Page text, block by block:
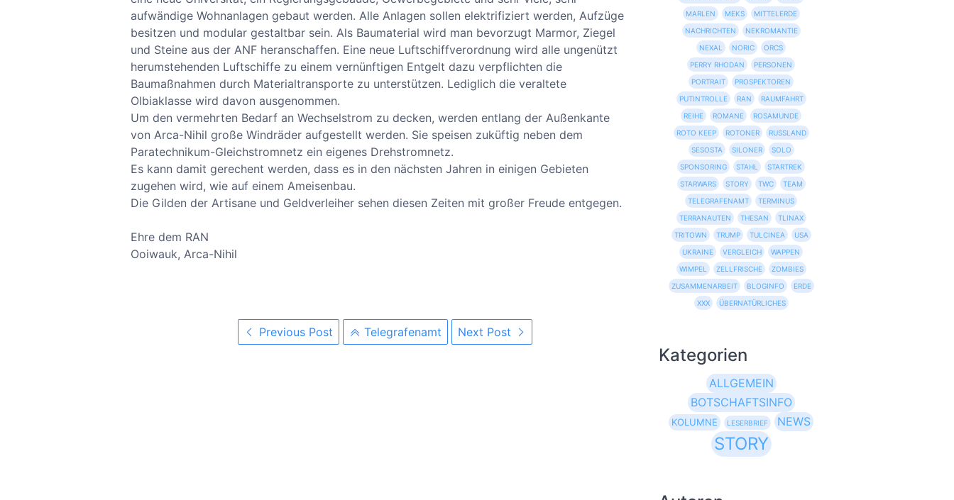
aufwändige Wohnanlagen gebaut werden. Alle Anlagen sollen elektrifiziert werden, Aufzüge
besitzen und modular gestaltbar sein. Als Baumaterial wird man bevorzugt Marmor, Ziegel
und Steine aus der ANF heranschaffen. Eine neue Luftschiffverordnung wird alle ungenützt
herumstehenden Luftschiffe zu einem vernünftigen Entgelt dazu verpflichten die
Baumaßnahmen durch Materialtransporte zu unterstützen. Lediglich die veraltete
Olbiaklasse wird davon ausgenommen.
Um den vermehrten Bedarf an Wechselstrom zu decken, werden entlang der Außenkante
von Arca-Nihil große Windräder aufgestellt werden. Sie speisen zuküftig neben dem
Paratechnikum-Gleichstromnetz ein eigenes Drehstromnetz.
Es kann damit gerechent werden, dass es in den nächsten Jahren in einigen Gebieten
zugehen wird, wie auf einem Ameisenbau.
Die Gilden der Artisane und Geldverleiher sehen diesen Zeiten mit großer Freude entgegen.
Ehre dem RAN
Ooiwauk, Arca-Nihil
Previous Post Telegrafenamt Next Post
MARLEN
MEKS
MITTELERDE
NACHRICHTEN
NEKROMANTIE
NEXAL
NORIC
ORCS
PERRY RHODAN
PERSONEN
PORTRAIT
PROSPEKTOREN
PUTINTROLLE
RAN
RAUMFAHRT
REIHE
ROMANE
ROSAMUNDE
ROTO KEEP
ROTONER
RUSSLAND
SESOSTA
SILONER
SOLO
SPONSORING
STAHL
STARTREK
STARWARS
STORY TWC
TEAM
TELEGRAFENAMT
TERMINUS
TERRANAUTEN
THESAN
TLINAX
TRITOWN
TRUMP TULCINEA
USA
UKRAINE
VERGLEICH
WAPPEN
WIMPEL
ZELLFRISCHE
ZOMBIES
ZUSAMMENARBEIT
BLOGINFO
ERDE
XXX
ÜBERNATÜRLICHES
Kategorien
ALLGEMEIN
BOTSCHAFTSINFO
KOLUMNE LESERBRIEF NEWS
STORY